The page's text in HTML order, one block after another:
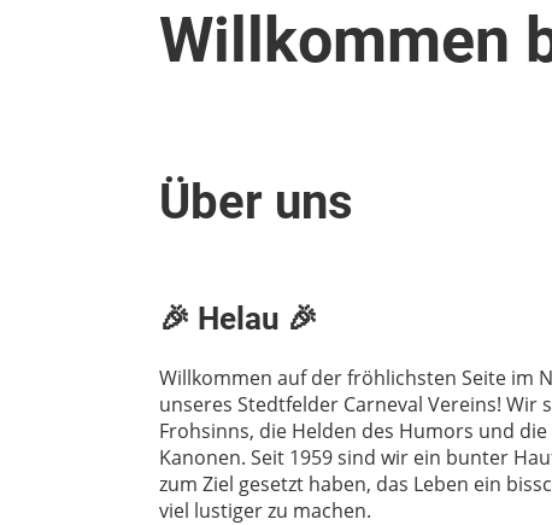
Willkommen
Über uns
🎉 Helau 🎉
Willkommen auf der fröhlichsten Seite im
unseres Stedtfelder Carneval Vereins! Wir
Frohsinns, die Helden des Humors und
Kanonen. Seit 1959 sind wir ein bunter
zum Ziel gesetzt haben, das Leben ein
viel lustiger zu machen.